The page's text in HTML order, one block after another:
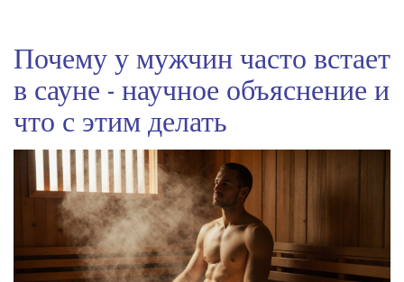
Почему у мужчин часто встает
в сауне - научное объяснение и
что с этим делать